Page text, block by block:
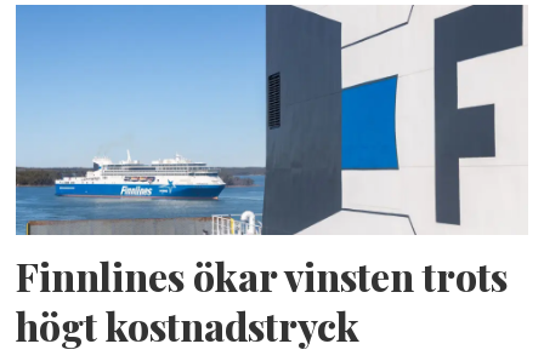
Finnlines ökar vinsten trots
högt kostnadstryck